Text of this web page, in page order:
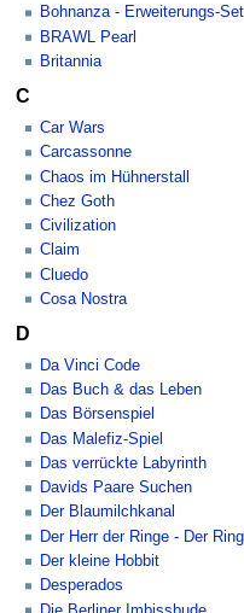
Bohnanza - Erweiterungs-Set
BRAWL Pearl
Britannia
C
Car Wars
Carcassonne
Chaos im Hühnerstall
Chez Goth
Civilization
Claim
Cluedo
Cosa Nostra
D
Da Vinci Code
Das Buch & das Leben
Das Börsenspiel
Das Malefiz-Spiel
Das verrückte Labyrinth
Davids Paare Suchen
Der Blaumilchkanal
Der Herr der Ringe - Der
Der kleine Hobbit
Desperados